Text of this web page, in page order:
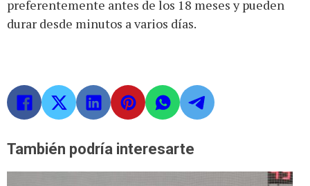
preferentemente antes de los 18 meses y pueden
durar desde minutos a varios días.
También podría interesarte